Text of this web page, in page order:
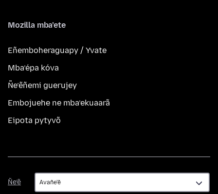
Mozilla mba’ete
Eñemboheraguapy / Yvate
Mba’épa kóva
Ñe’ẽñemi guerujey
Embojuehe ne mba’ekuaarã
Eipota pytyvõ
Ñe’ẽ
Ñe’ẽ